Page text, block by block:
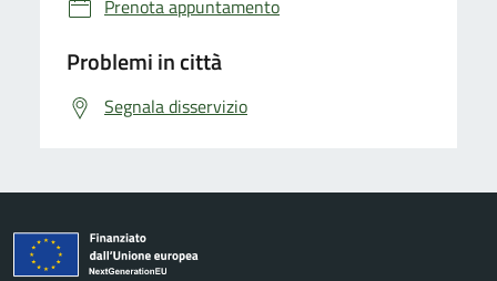
Prenota appuntamento
Problemi in città
Segnala disservizio